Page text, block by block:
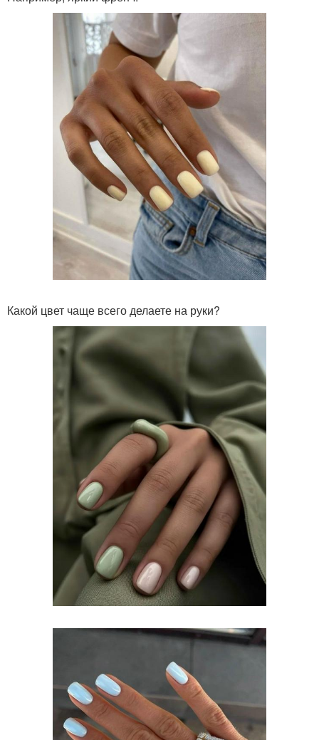
Какой цвет чаще всего делаете на руки?